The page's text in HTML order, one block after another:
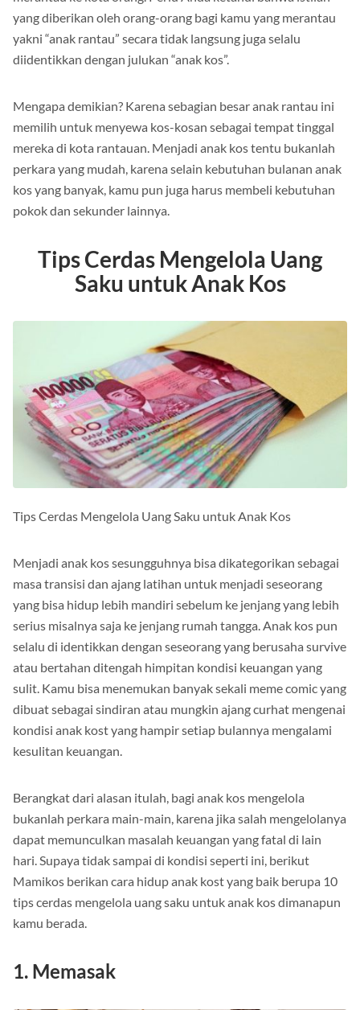
merantau ke kota orang. Perlu Anda ketahui bahwa istilah
yang diberikan oleh orang-orang bagi kamu yang merantau
yakni “anak rantau” secara tidak langsung juga selalu
Mengapa demikian? Karena sebagian besar anak rantau ini
memilih untuk menyewa kos-kosan sebagai tempat tinggal
mereka di kota rantauan. Menjadi anak kos tentu bukanlah
perkara yang mudah, karena selain kebutuhan bulanan anak
kos yang banyak, kamu pun juga harus membeli kebutuhan
Tips Cerdas Mengelola Uang
Saku untuk Anak Kos
Menjadi anak kos sesungguhnya bisa dikategorikan sebagai
masa transisi dan ajang latihan untuk menjadi seseorang
yang bisa hidup lebih mandiri sebelum ke jenjang yang lebih
serius misalnya saja ke jenjang rumah tangga. Anak kos pun
selalu di identikkan dengan seseorang yang berusaha survive
atau bertahan ditengah himpitan kondisi keuangan yang
sulit. Kamu bisa menemukan banyak sekali meme comic yang
dibuat sebagai sindiran atau mungkin ajang curhat mengenai
kondisi anak kost yang hampir setiap bulannya mengalami
Berangkat dari alasan itulah, bagi anak kos mengelola
bukanlah perkara main-main, karena jika salah mengelolanya
dapat memunculkan masalah keuangan yang fatal di lain
hari. Supaya tidak sampai di kondisi seperti ini, berikut
Mamikos berikan cara hidup anak kost yang baik berupa 10
tips cerdas mengelola uang saku untuk anak kos dimanapun
1. Memasak